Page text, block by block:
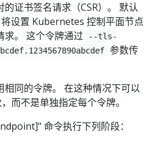
证书签名请求（CSR）。 默认
设置 Kubernetes 控制平面节点
求。 这个令牌通过
--tls-
参数传
相同的令牌。 在这种情况下可以
而不是单独指定每个令牌。
命令执行下列阶段：